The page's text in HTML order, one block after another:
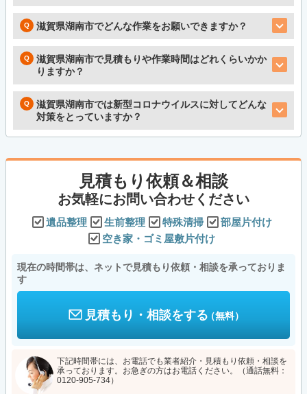
滋賀県湖南市でどんな作業をお願いできますか？
滋賀県湖南市で見積もりや作業時間はどれくらいかか
りますか？
滋賀県湖南市では新型コロナウイルスに対してどんな
対策をとっていますか？
見積もり依頼＆相談
お気軽にお問い合わせください
遺品整理 生前整理 特殊清掃
部屋片付け
空き家・ゴミ屋敷片付け
現在の時間帯は、ネットで見積もり依頼・相談を承っておりま
す
見積もり・相談をする（無料）
下記時間帯には、お電話でも業者紹介・見積もり依頼・相談を
承っております。お急ぎの方はお電話ください。（通話無料：
0120-905-734）